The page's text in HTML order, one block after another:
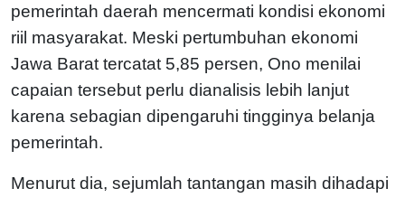
pemerintah daerah mencermati kondisi ekonomi
riil masyarakat. Meski pertumbuhan ekonomi
Jawa Barat tercatat 5,85 persen, Ono menilai
capaian tersebut perlu dianalisis lebih lanjut
karena sebagian dipengaruhi tingginya belanja
pemerintah.
Menurut dia, sejumlah tantangan masih dihadapi